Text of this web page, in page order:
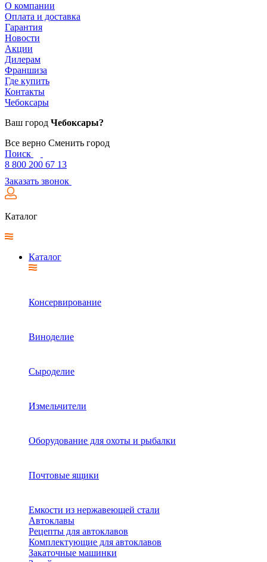
О компании
Оплата и доставка
Гарантия
Новости
Акции
Дилерам
Франшиза
Где купить
Контакты
Чебоксары
Ваш город Чебоксары?
Все верно Сменить город
Поиск
8 800 200 67 13
Заказать звонок
Каталог
Каталог
Консервирование
Виноделие
Сыроделие
Измельчители
Оборудование для охоты и рыбалки
Почтовые ящики
Емкости из нержавеющей стали
Автоклавы
Рецепты для автоклавов
Комплектующие для автоклавов
Закаточные машинки